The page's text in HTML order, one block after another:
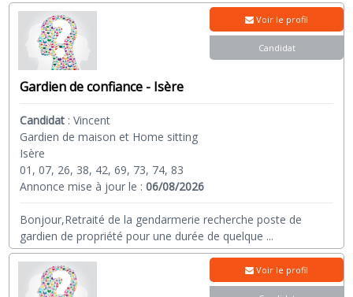
Gardien de confiance - Isère
Candidat :Vincent
Gardien de maison et Home sitting
Isère
01, 07, 26, 38, 42, 69, 73, 74, 83
Annonce mise à jour le :06/08/2026
Bonjour,Retraité de la gendarmerie recherche poste de
gardien de propriété pour une durée de quelque ...
Voir le profil
Candidat
Voir le profil